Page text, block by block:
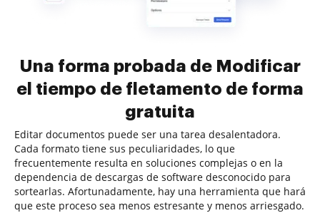
Una forma probada de Modificar
el tiempo de fletamento de forma
gratuita
Editar documentos puede ser una tarea desalentadora.
Cada formato tiene sus peculiaridades, lo que
frecuentemente resulta en soluciones complejas o en la
dependencia de descargas de software desconocido para
sortearlas. Afortunadamente, hay una herramienta que hará
que este proceso sea menos estresante y menos arriesgado.